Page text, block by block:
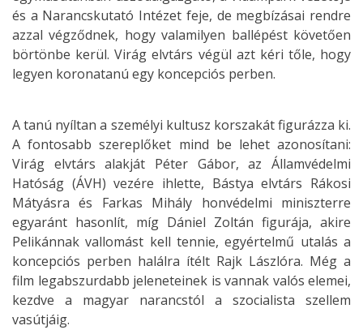
és a Narancskutató Intézet feje, de megbízásai rendre
azzal végződnek, hogy valamilyen ballépést követően
börtönbe kerül. Virág elvtárs végül azt kéri tőle, hogy
legyen koronatanú egy koncepciós perben.
A tanú nyíltan a személyi kultusz korszakát figurázza ki.
A fontosabb szereplőket mind be lehet azonosítani:
Virág elvtárs alakját Péter Gábor, az Államvédelmi
Hatóság (ÁVH) vezére ihlette, Bástya elvtárs Rákosi
Mátyásra és Farkas Mihály honvédelmi miniszterre
egyaránt hasonlít, míg Dániel Zoltán figurája, akire
Pelikánnak vallomást kell tennie, egyértelmű utalás a
koncepciós perben halálra ítélt Rajk Lászlóra. Még a
film legabszurdabb jeleneteinek is vannak valós elemei,
kezdve a magyar narancstól a szocialista szellem
vasútjáig.